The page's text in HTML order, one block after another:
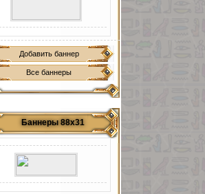
Добавить баннер
Все баннеры
Баннеры 88х31